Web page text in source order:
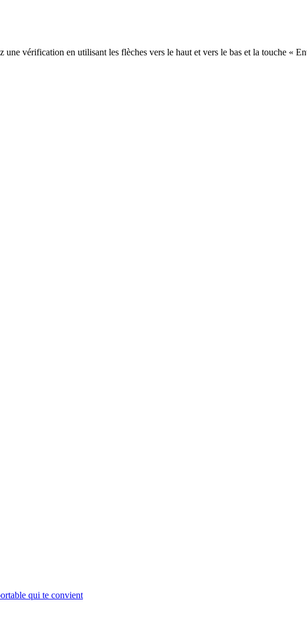
vérification en utilisant les flèches vers le haut et vers le bas et la touche «
qui te convient